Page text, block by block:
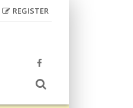
REGISTER